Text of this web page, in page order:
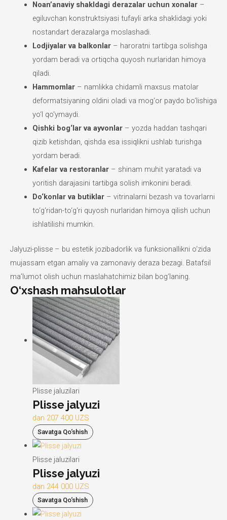
Noan’anaviy shakldagi derazalar uchun xonalar–
egiluvchan konstruktsiyasi tufayli arka shaklidagi yoki
nostandart derazalarga moslashadi.
Lodjiyalar va balkonlar– haroratni tartibga solishga
yordam beradi va ortiqcha quyosh nurlaridan himoya
qiladi.
Hammomlar– namlikka chidamli maxsus matolar
deformatsiyaning oldini oladi va mog‘or paydo bo‘lishiga
yo‘l qo‘ymaydi.
Qishki bog‘lar va ayvonlar– yozda haddan tashqari
qizib ketishdan, qishda esa issiqlikni ushlab turishga
yordam beradi.
Kafelar va restoranlar– shinam muhit yaratadi va
yoritish darajasini tartibga solish imkonini beradi.
Do‘konlar va butiklar– vitrinalarni bezash va tovarlarni
to‘g‘ridan-to‘g‘ri quyosh nurlaridan himoya qilish uchun
ishlatilishi mumkin.
Jalyuzi-plisse – bu estetik jozibadorlik va funksionallikni o‘zida
mujassam etgan amaliy va zamonaviy deraza bezagi. Batafsil
ma’lumot olish uchun maslahatchimiz bilan bog‘laning.
O‘xshash mahsulotlar
Plisse jaluzilari
Plisse jalyuzi
dan 207 400 UZS
Savatga Qo‘shish
Plisse jaluzilari
Plisse jalyuzi
dan 244 000 UZS
Savatga Qo‘shish